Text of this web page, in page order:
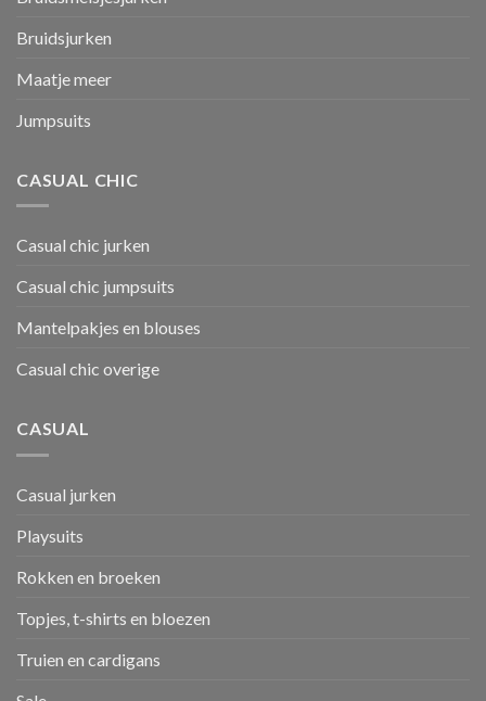
Bruidsjurken
Maatje meer
Jumpsuits
CASUAL CHIC
Casual chic jurken
Casual chic jumpsuits
Mantelpakjes en blouses
Casual chic overige
CASUAL
Casual jurken
Playsuits
Rokken en broeken
Topjes, t-shirts en bloezen
Truien en cardigans